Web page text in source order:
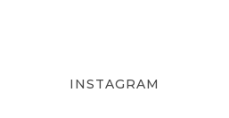
INSTAGRAM